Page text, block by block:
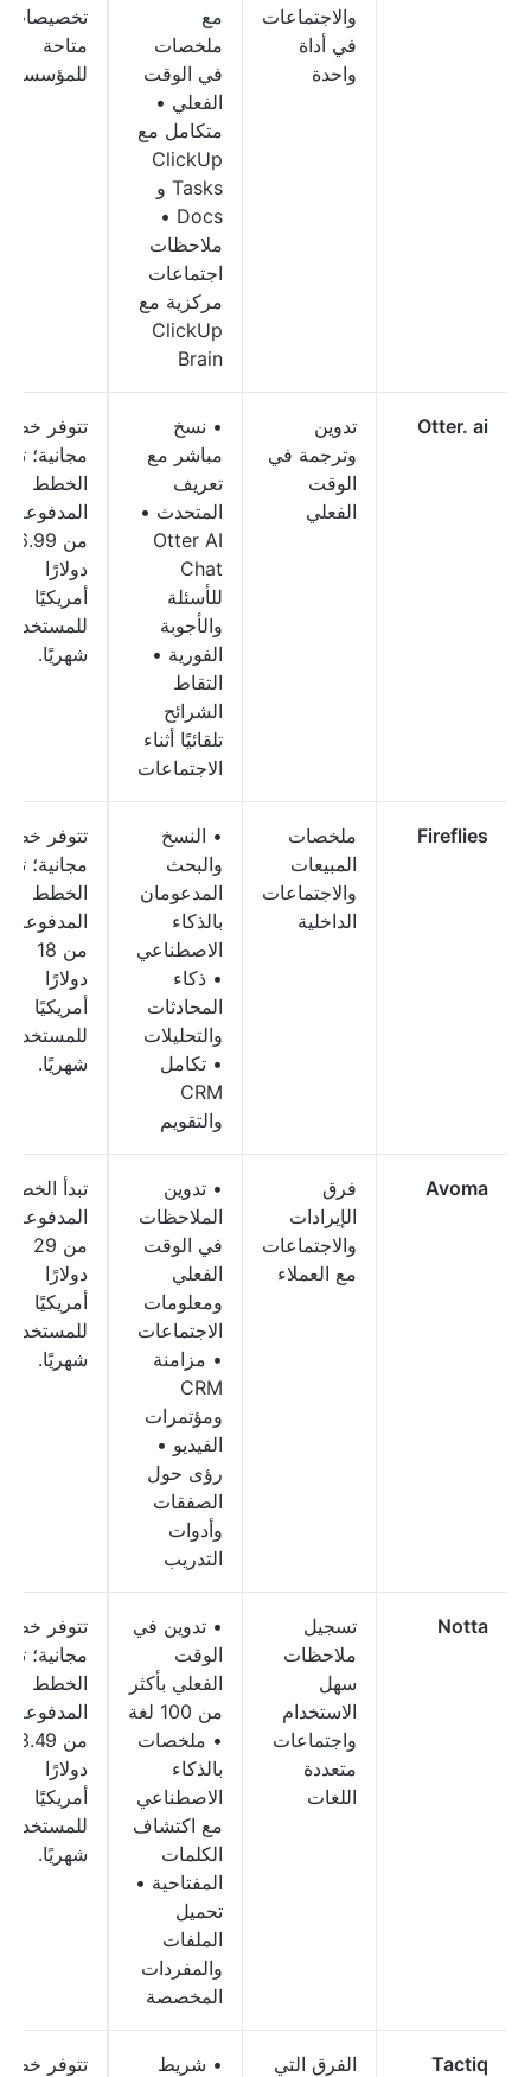
والاجتماعات
في أداة
واحدة
مع
ملخصات
في الوقت
الفعلي •
متكامل مع
ClickUp
Tasks و
Docs •
ملاحظات
اجتماعات
مركزية مع
ClickUp
Brain
تخصيصات
متاحة
للمؤسسات
Otter. ai
تدوين
وترجمة في
الوقت
الفعلي
• نسخ
مباشر مع
تعريف
المتحدث •
Otter AI
Chat
للأسئلة
والأجوبة
الفورية •
التقاط
الشرائح
تلقائيًا أثناء
الاجتماعات
تتوفر خطة
مجانية؛ تبدأ
الخطط
المدفوعة
من 16.99
دولارًا
أمريكيًا
للمستخدم
شهريًا.
Fireflies
ملخصات
المبيعات
والاجتماعات
الداخلية
• النسخ
والبحث
المدعومان
بالذكاء
الاصطناعي
• ذكاء
المحادثات
والتحليلات
• تكامل
CRM
والتقويم
تتوفر خطة
مجانية؛ تبدأ
الخطط
المدفوعة
من 18
دولارًا
أمريكيًا
للمستخدم
شهريًا.
Avoma
فرق
الإيرادات
والاجتماعات
مع العملاء
• تدوين
الملاحظات
في الوقت
الفعلي
ومعلومات
الاجتماعات
• مزامنة
CRM
ومؤتمرات
الفيديو •
رؤى حول
الصفقات
وأدوات
التدريب
تبدأ الخطط
المدفوعة
من 29
دولارًا
أمريكيًا
للمستخدم
شهريًا.
Notta
تسجيل
ملاحظات
سهل
الاستخدام
واجتماعات
متعددة
اللغات
• تدوين في
الوقت
الفعلي بأكثر
من 100 لغة
• ملخصات
بالذكاء
الاصطناعي
مع اكتشاف
الكلمات
المفتاحية •
تحميل
الملفات
والمفردات
المخصصة
تتوفر خطة
مجانية؛ تبدأ
الخطط
المدفوعة
من 13.49
دولارًا
أمريكيًا
للمستخدم
شهريًا.
Tactiq
الفرق التي
• شريط
تتوفر خطة